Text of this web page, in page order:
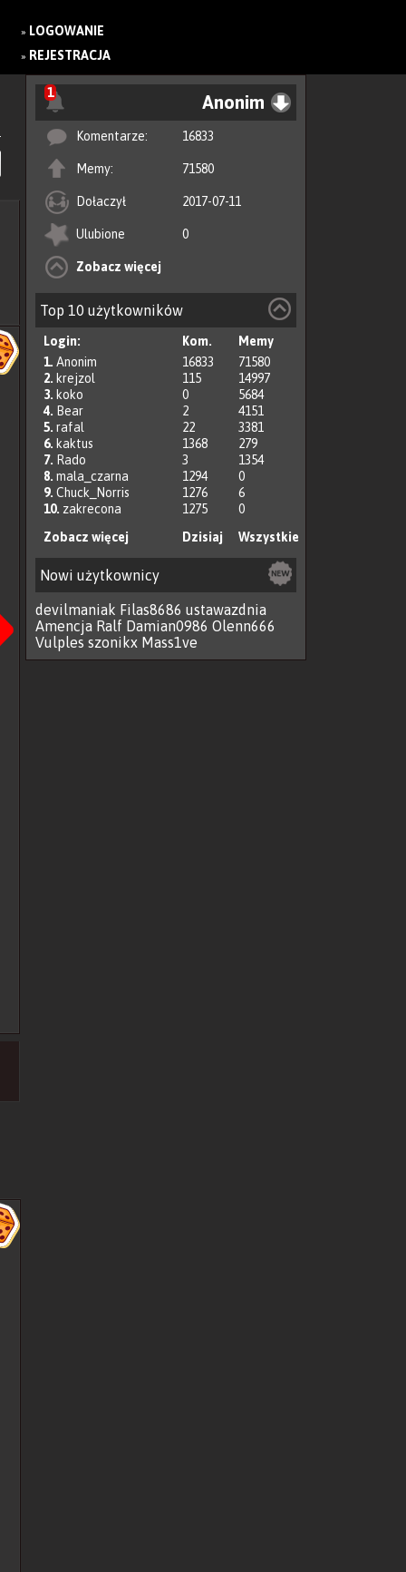
» LOGOWANIE
» REJESTRACJA
1 Anonim
Komentarze: 16833
Memy: 71580
Dołaczył 2017-07-11
Ulubione 0
Zobacz więcej
Top 10 użytkowników
Login: Kom.
Memy
1. Anonim 16833
71580
2. krejzol 115
14997
3. koko 0
5684
4. Bear 2
4151
5. rafal 22
3381
6. kaktus 1368
279
7. Rado 3
1354
8. mala_czarna 1294
0
9. Chuck_Norris 1276
6
10. zakrecona 1275
0
Zobacz więcej
Dzisiaj Wszystkie
Nowi użytkownicy
devilmaniak Filas8686 ustawazdnia
Amencja Ralf Damian0986 Olenn666
Vulples szonikx Mass1ve
Następna